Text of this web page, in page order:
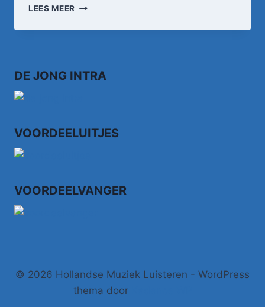
LEES MEER BOTEN
DE JONG INTRA
VOORDEELUITJES
VOORDEELVANGER
© 2026 Hollandse Muziek Luisteren - WordPress
thema door